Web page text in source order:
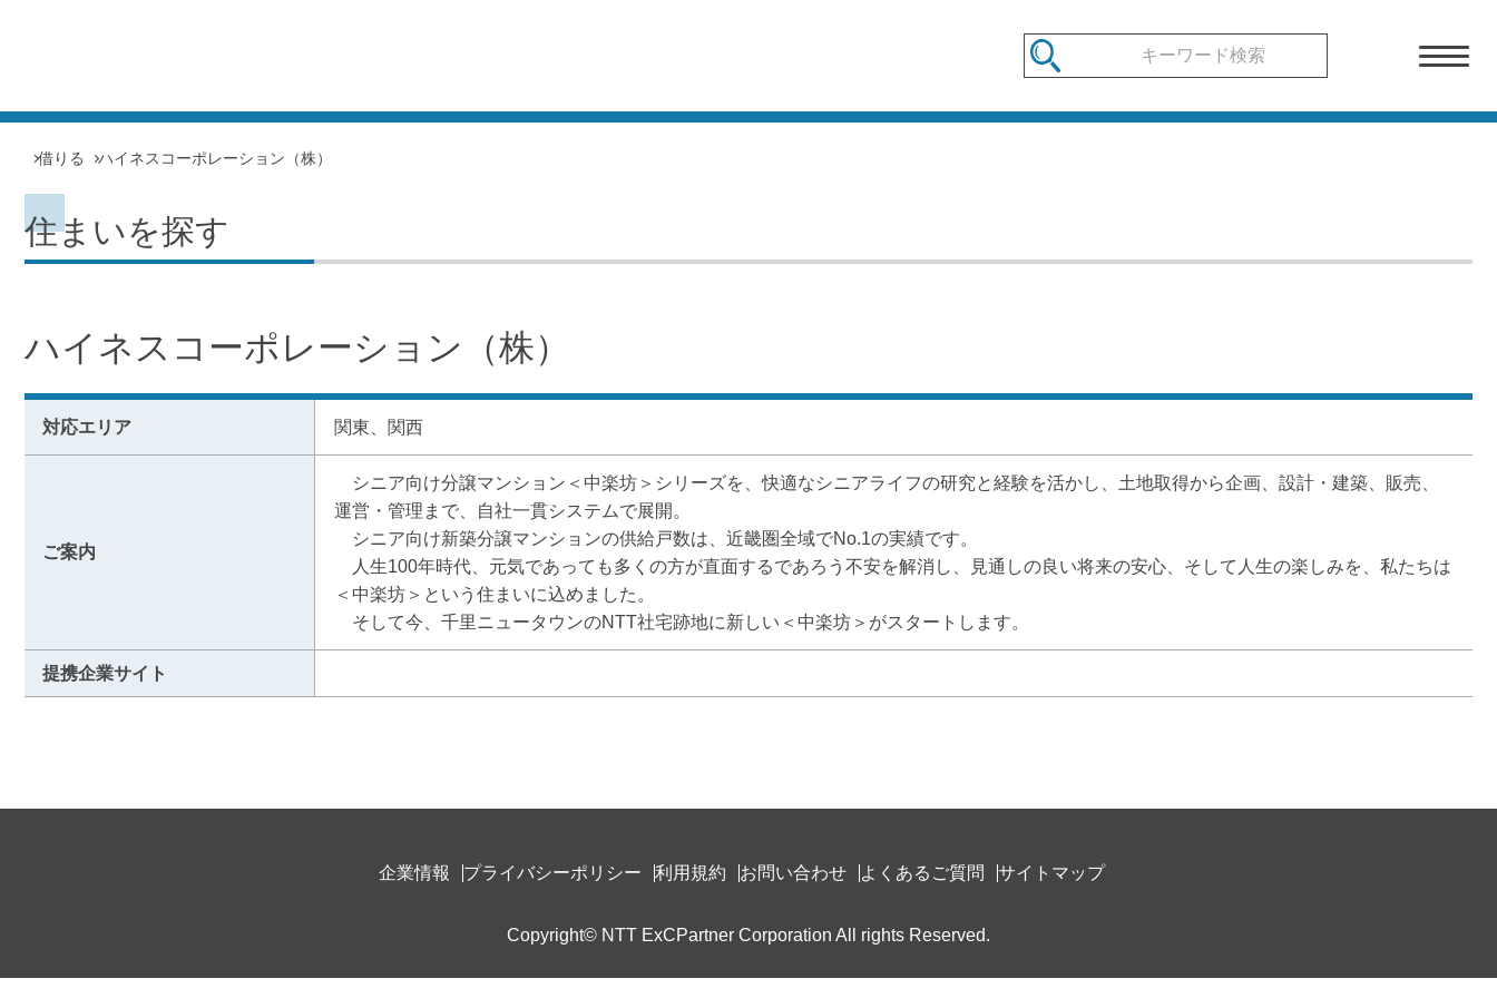
借りる ハイネスコーポレーション（株）
住まいを探す
ハイネスコーポレーション（株）
対応エリア 関東、関西
ご案内
シニア向け分譲マンション＜中楽坊＞シリーズを、快適なシニアライフの研究と経験を活かし、土地取得から企画、設計・建築、販売、
運営・管理まで、自社一貫システムで展開。
シニア向け新築分譲マンションの供給戸数は、近畿圏全域でNo.1の実績です。
人生100年時代、元気であっても多くの方が直面するであろう不安を解消し、見通しの良い将来の安心、そして人生の楽しみを、私たちは
＜中楽坊＞という住まいに込めました。
そして今、千里ニュータウンのNTT社宅跡地に新しい＜中楽坊＞がスタートします。
提携企業サイト
企業情報 プライバシーポリシー 利用規約 お問い合わせ よくあるご質問 サイトマップ
Copyright© NTT ExCPartner Corporation All rights Reserved.